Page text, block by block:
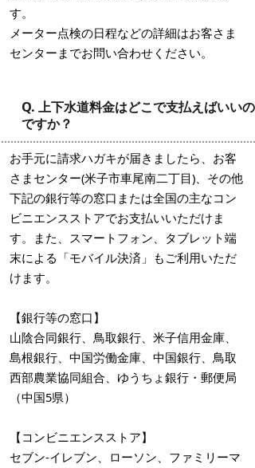
す。
メーター点検の日程などの詳細はお客さま
センターまでお問い合わせください。
Q. 上下水道料金はどこで支払えばいいの
ですか？
お手元に請求ハガキが届きましたら、お客
さまセンター(米子市車尾南二丁目)、その他
下記の銀行等の窓口または全国の主なコン
ビニエンスストアでお支払いいただけま
す。また、スマートフォン、タブレット端
末による「モバイル決済」もご利用いただ
けます。
【銀行等の窓口】
山陰合同銀行、鳥取銀行、米子信用金庫、
島根銀行、中国労働金庫、中国銀行、鳥取
西部農業協同組合、ゆうちょ銀行・郵便局
（中国5県）
【コンビニエンスストア】
セブン‐イレブン、ローソン、ファミリーマ